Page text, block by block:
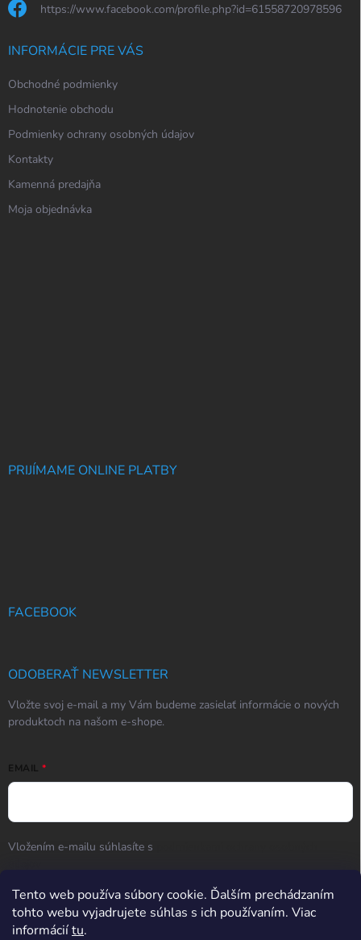
Tento web používa súbory cookie. Ďalším prechádzaním
tohto webu vyjadrujete súhlas s ich používaním. Viac
informáciítu.
https://www.facebook.com/profile.php?id=61558720978596
INFORMÁCIE PRE VÁS
Obchodné podmienky
Hodnotenie obchodu
Podmienky ochrany osobných údajov
Kontakty
Kamenná predajňa
Moja objednávka
PRIJÍMAME ONLINE PLATBY
FACEBOOK
ODOBERAŤ NEWSLETTER
Vložte svoj e-mail a my Vám budeme zasielať informácie o nových
produktoch na našom e-shope.
EMAIL
Vložením e-mailu súhlasíte s
Prihlásiť sa